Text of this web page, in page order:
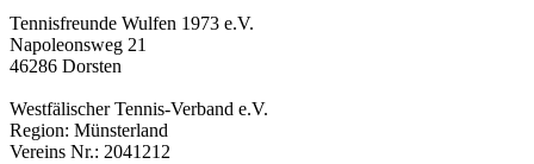
Tennisfreunde Wulfen 1973 e.V.
Napoleonsweg 21
46286 Dorsten
Westfälischer Tennis-Verband e.V.
Region: Münsterland
Vereins Nr.: 2041212